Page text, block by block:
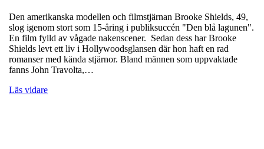
Den amerikanska modellen och filmstjärnan Brooke Shields, 49,
slog igenom stort som 15-åring i publiksuccén "Den blå lagunen".
En film fylld av vågade nakenscener. Sedan dess har Brooke
Shields levt ett liv i Hollywoodsglansen där hon haft en rad
romanser med kända stjärnor. Bland männen som uppvaktade
fanns John Travolta,…
Läs vidare